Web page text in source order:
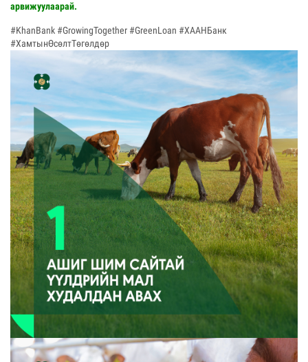
арвижуулаарай.
#KhanBank #GrowingTogether #GreenLoan #ХААНБанк
#ХамтынӨсөлтТөгөлдөр